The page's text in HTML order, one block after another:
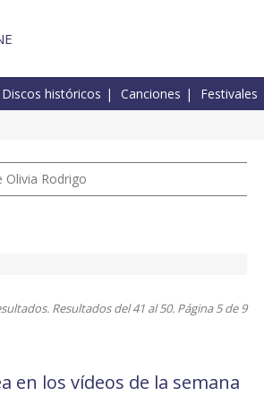
Discos históricos Canciones Festivales
Rodrigo
Resultados del 41 al 50. Página 5 de 9
en los vídeos de la semana